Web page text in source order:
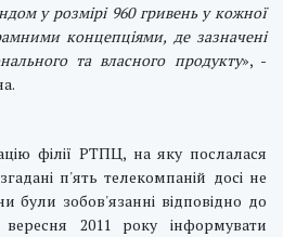
у розмірі 960 гривень у кожної
концепціями, де зазначені
та власного продукту», -
філії РТПЦ, на яку послалася
п'ять телекомпаній досі не
були зобов'язанні відповідно до
2011 року інформувати